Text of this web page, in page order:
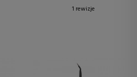
1 rewizje